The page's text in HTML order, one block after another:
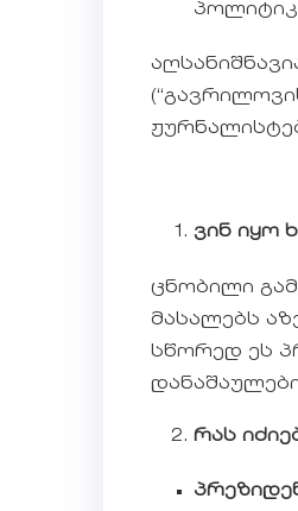
ვინ იყო
ცნობილი
მასალებს
სწორედ ეს
რას